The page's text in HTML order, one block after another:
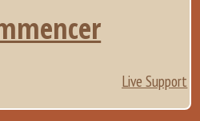
Live Support